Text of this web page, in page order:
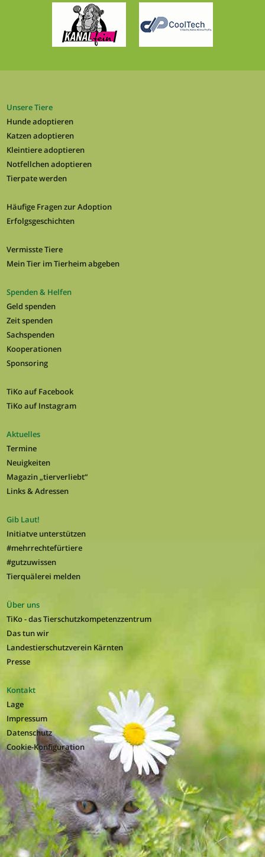
Unsere Tiere
Hunde adoptieren
Katzen adoptieren
Kleintiere adoptieren
Notfellchen adoptieren
Tierpate werden
Häufige Fragen zur Adoption
Erfolgsgeschichten
Vermisste Tiere
Mein Tier im Tierheim abgeben
Spenden & Helfen
Geld spenden
Zeit spenden
Sachspenden
Kooperationen
Sponsoring
TiKo auf Facebook
TiKo auf Instagram
Aktuelles
Termine
Neuigkeiten
Magazin „tierverliebt“
Links & Adressen
Gib Laut!
Initiatve unterstützen
#mehrrechtefürtiere
#gutzuwissen
Tierquälerei melden
Über uns
TiKo - das Tierschutzkompetenzzentrum
Das tun wir
Landestierschutzverein Kärnten
Presse
Kontakt
Lage
Impressum
Datenschutz
Cookie-Konfiguration